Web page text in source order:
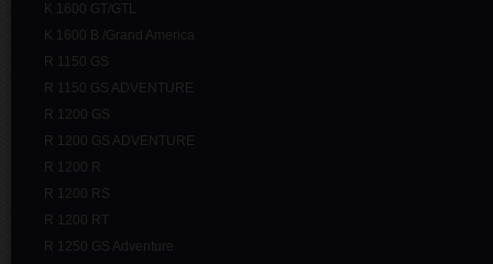
K 1600 GT/GTL
K 1600 B /Grand America
R 1150 GS
R 1150 GS ADVENTURE
R 1200 GS
R 1200 GS ADVENTURE
R 1200 R
R 1200 RS
R 1200 RT
R 1250 GS Adventure